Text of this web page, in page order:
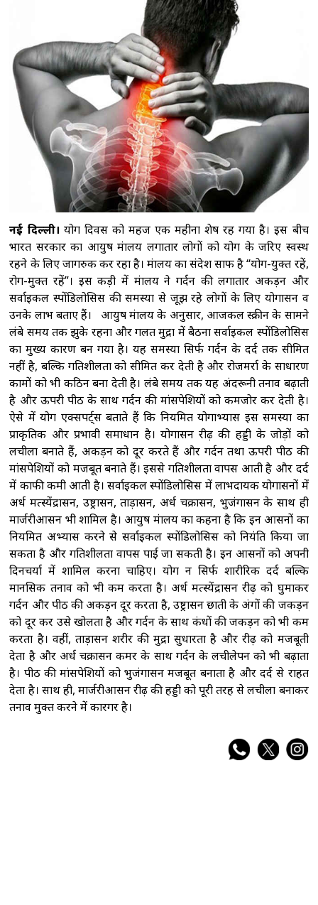
रही है, गृहमंत्री संसद में जवाब देने से बच रहे: प्रियंका
राज्यसभा में खड़गे-रिजिजू के बीच तीखी बहस,
संसदीय कार्य मंत्री बोले -गृह मंत्री सुबह से रात तक संसद
परिसर में मौजूद रहते हैं
सीएम योगी का सपा पर
हमला, कहा- वोट बैंक की राजनीति ने कारीगरों का
सम्मान छीना
सीबीआई चार्जशीट में दावा : निगरानी
की कमी बनी नीट पेपर लीक की वजह, विशेषज्ञों की
जांच और तलाशी नहीं हुई
नई दिल्ली। योग दिवस को महज एक महीना शेष रह गया है। इस बीच
भारत सरकार का आयुष मंत्रालय लगातार लोगों को योग के जरिए स्वस्थ
रहने के लिए जागरुक कर रहा है। मंत्रालय का संदेश साफ है “योग-युक्त रहें,
रोग-मुक्त रहें”। इस कड़ी में मंत्रालय ने गर्दन की लगातार अकड़न और
सर्वाइकल स्पोंडिलोसिस की समस्या से जूझ रहे लोगों के लिए योगासन व
उनके लाभ बताए हैं। आयुष मंत्रालय के अनुसार, आजकल स्क्रीन के सामने
लंबे समय तक झुके रहना और गलत मुद्रा में बैठना सर्वाइकल स्पोंडिलोसिस
का मुख्य कारण बन गया है। यह समस्या सिर्फ गर्दन के दर्द तक सीमित
नहीं है, बल्कि गतिशीलता को सीमित कर देती है और रोजमर्रा के साधारण
कामों को भी कठिन बना देती है। लंबे समय तक यह अंदरूनी तनाव बढ़ाती
है और ऊपरी पीठ के साथ गर्दन की मांसपेशियों को कमजोर कर देती है।
ऐसे में योग एक्सपर्ट्स बताते हैं कि नियमित योगाभ्यास इस समस्या का
प्राकृतिक और प्रभावी समाधान है। योगासन रीढ़ की हड्डी के जोड़ों को
लचीला बनाते हैं, अकड़न को दूर करते हैं और गर्दन तथा ऊपरी पीठ की
मांसपेशियों को मजबूत बनाते हैं। इससे गतिशीलता वापस आती है और दर्द
में काफी कमी आती है। सर्वाइकल स्पोंडिलोसिस में लाभदायक योगासनों में
अर्ध मत्स्येंद्रासन, उष्ट्रासन, ताड़ासन, अर्ध चक्रासन, भुजंगासन के साथ ही
मार्जरीआसन भी शामिल है। आयुष मंत्रालय का कहना है कि इन आसनों का
नियमित अभ्यास करने से सर्वाइकल स्पोंडिलोसिस को नियंत्रित किया जा
सकता है और गतिशीलता वापस पाई जा सकती है। इन आसनों को अपनी
दिनचर्या में शामिल करना चाहिए। योग न सिर्फ शारीरिक दर्द बल्कि
मानसिक तनाव को भी कम करता है। अर्ध मत्स्येंद्रासन रीढ़ को घुमाकर
गर्दन और पीठ की अकड़न दूर करता है, उष्ट्रासन छाती के अंगों की जकड़न
को दूर कर उसे खोलता है और गर्दन के साथ कंधों की जकड़न को भी कम
करता है। वहीं, ताड़ासन शरीर की मुद्रा सुधारता है और रीढ़ को मजबूती
देता है और अर्ध चक्रासन कमर के साथ गर्दन के लचीलेपन को भी बढ़ाता
है। पीठ की मांसपेशियों को भुजंगासन मजबूत बनाता है और दर्द से राहत
देता है। साथ ही, मार्जरीआसन रीढ़ की हड्डी को पूरी तरह से लचीला बनाकर
तनाव मुक्त करने में कारगर है।